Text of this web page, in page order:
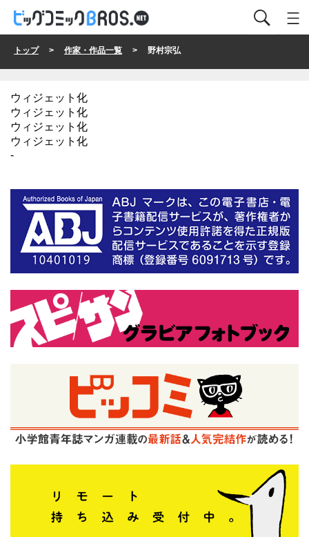
トップ> 作家・作品一覧 > 野村宗弘
ウィジェット化
ウィジェット化
ウィジェット化
ウィジェット化
-